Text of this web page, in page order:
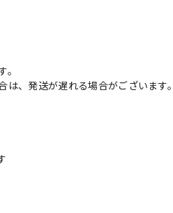
。
、発送が遅れる場合がございます。